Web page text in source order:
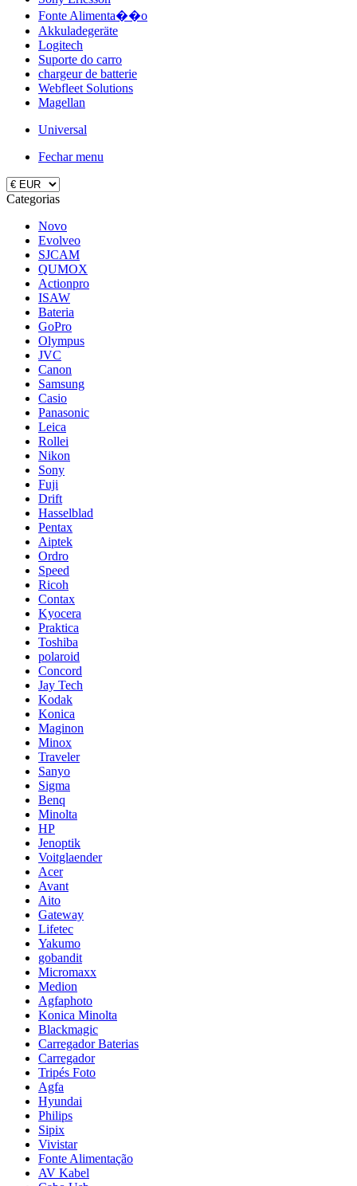
Fonte Alimenta��o
Akkuladegeräte
Logitech
Suporte do carro
chargeur de batterie
Webfleet Solutions
Magellan
Universal
Fechar menu
Categorias
Novo
Evolveo
SJCAM
QUMOX
Actionpro
ISAW
Bateria
GoPro
Olympus
JVC
Canon
Samsung
Casio
Panasonic
Leica
Rollei
Nikon
Sony
Fuji
Drift
Hasselblad
Pentax
Aiptek
Ordro
Speed
Ricoh
Contax
Kyocera
Praktica
Toshiba
polaroid
Concord
Jay Tech
Kodak
Konica
Maginon
Minox
Traveler
Sanyo
Sigma
Benq
Minolta
HP
Jenoptik
Voitglaender
Acer
Avant
Aito
Gateway
Lifetec
Yakumo
gobandit
Micromaxx
Medion
Agfaphoto
Konica Minolta
Blackmagic
Carregador Baterias
Carregador
Tripés Foto
Agfa
Hyundai
Philips
Sipix
Vivistar
Fonte Alimentação
AV Kabel